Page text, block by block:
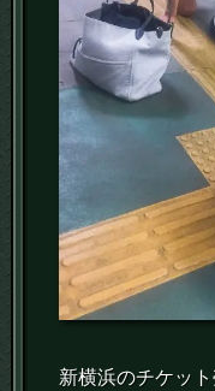
新横浜のチケッ